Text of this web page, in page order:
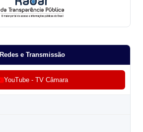
Redes e Transmissão
YouTube - TV Câmara